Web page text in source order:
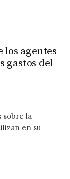
los agentes
gastos del
sobre la
en su